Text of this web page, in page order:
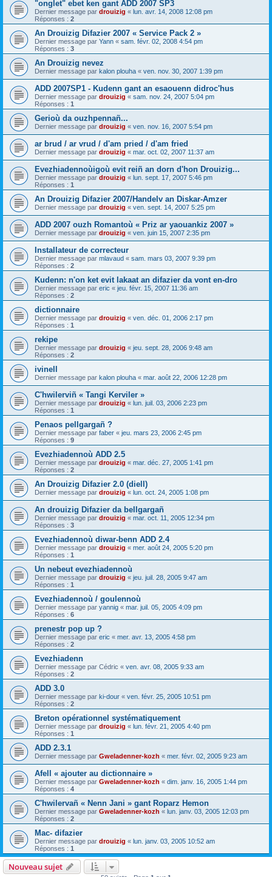
"onglet" ebet ken gant ADD 2007 SP3
Dernier message par drouizig « lun. avr. 14, 2008 12:08 pm
Réponses : 2
An Drouizig Difazier 2007 « Service Pack 2 »
Dernier message par Yann « sam. févr. 02, 2008 4:54 pm
Réponses : 3
An Drouizig nevez
Dernier message par kalon plouha « ven. nov. 30, 2007 1:39 pm
ADD 2007SP1 - Kudenn gant an esaouenn didroc'hus
Dernier message par drouizig « sam. nov. 24, 2007 5:04 pm
Réponses : 1
Gerioù da ouzhpennañ...
Dernier message par drouizig « ven. nov. 16, 2007 5:54 pm
ar brud / ar vrud / d'am pried / d'am fried
Dernier message par drouizig « mar. oct. 02, 2007 11:37 am
Evezhiadennoùigoù evit reiñ an dorn d'hon Drouizig...
Dernier message par drouizig « lun. sept. 17, 2007 5:46 pm
Réponses : 1
An Drouizig Difazier 2007/Handelv an Diskar-Amzer
Dernier message par drouizig « ven. sept. 14, 2007 5:25 pm
ADD 2007 ouzh Romantoù « Priz ar yaouankiz 2007 »
Dernier message par drouizig « ven. juin 15, 2007 2:35 pm
Installateur de correcteur
Dernier message par mlavaud « sam. mars 03, 2007 9:39 pm
Réponses : 2
Kudenn: n'on ket evit lakaat an difazier da vont en-dro
Dernier message par eric « jeu. févr. 15, 2007 11:36 am
Réponses : 2
dictionnaire
Dernier message par drouizig « ven. déc. 01, 2006 2:17 pm
Réponses : 1
rekipe
Dernier message par drouizig « jeu. sept. 28, 2006 9:48 am
Réponses : 2
ivinell
Dernier message par kalon plouha « mar. août 22, 2006 12:28 pm
C'hwilerviñ « Tangi Kerviler »
Dernier message par drouizig « lun. juil. 03, 2006 2:23 pm
Réponses : 1
Penaos pellgargañ ?
Dernier message par faber « jeu. mars 23, 2006 2:45 pm
Réponses : 9
Evezhiadennoù ADD 2.5
Dernier message par drouizig « mar. déc. 27, 2005 1:41 pm
Réponses : 2
An Drouizig Difazier 2.0 (diell)
Dernier message par drouizig « lun. oct. 24, 2005 1:08 pm
An drouizig Difazier da bellgargañ
Dernier message par drouizig « mar. oct. 11, 2005 12:34 pm
Réponses : 3
Evezhiadennoù diwar-benn ADD 2.4
Dernier message par drouizig « mer. août 24, 2005 5:20 pm
Réponses : 1
Un nebeut evezhiadennoù
Dernier message par drouizig « jeu. juil. 28, 2005 9:47 am
Réponses : 1
Evezhiadennoù / goulennoù
Dernier message par yannig « mar. juil. 05, 2005 4:09 pm
Réponses : 6
prenestr pop up ?
Dernier message par eric « mer. avr. 13, 2005 4:58 pm
Réponses : 2
Evezhiadenn
Dernier message par Cédric « ven. avr. 08, 2005 9:33 am
Réponses : 2
ADD 3.0
Dernier message par ki-dour « ven. févr. 25, 2005 10:51 pm
Réponses : 2
Breton opérationnel systématiquement
Dernier message par drouizig « lun. févr. 21, 2005 4:40 pm
Réponses : 1
ADD 2.3.1
Dernier message par Gweladenner-kozh « mer. févr. 02, 2005 9:23 am
Afell « ajouter au dictionnaire »
Dernier message par Gweladenner-kozh « dim. janv. 16, 2005 1:44 pm
Réponses : 4
C'hwilervañ « Nenn Jani » gant Roparz Hemon
Dernier message par Gweladenner-kozh « lun. janv. 03, 2005 12:03 pm
Réponses : 2
Mac- difazier
Dernier message par drouizig « lun. janv. 03, 2005 10:52 am
Réponses : 1
Nouveau sujet